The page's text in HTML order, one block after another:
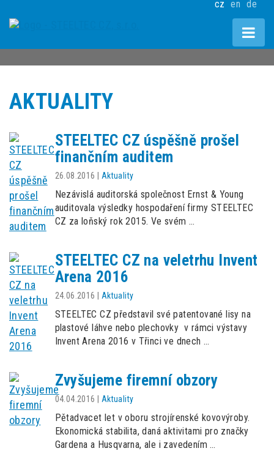
cz en de
AKTUALITY
STEELTEC CZ úspěšně prošel
finančním auditem
26.08.2016 Aktuality
Nezávislá auditorská společnost Ernst & Young
auditovala výsledky hospodaření firmy STEELTEC
CZ za loňský rok 2015. Ve svém …
STEELTEC CZ na veletrhu Invent
Arena 2016
24.06.2016 Aktuality
STEELTEC CZ představil své patentované lisy na
plastové láhve nebo plechovky v rámci výstavy
Invent Arena 2016 v Třinci ve dnech …
Zvyšujeme firemní obzory
04.04.2016 Aktuality
Pětadvacet let v oboru strojírenské kovovýroby.
Ekonomická stabilita, daná aktivitami pro značky
Gardena a Husqvarna, ale i zavedením …